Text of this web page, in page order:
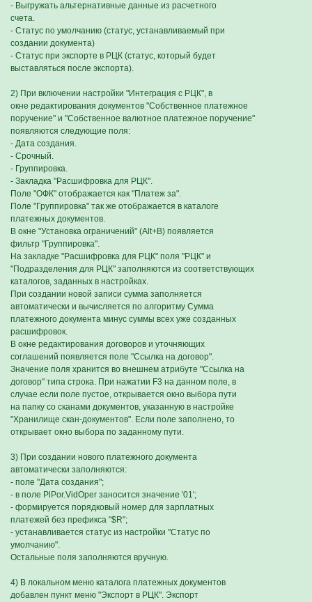
- Выгружать альтернативные данные из расчетного
счета.
- Статус по умолчанию (статус, устанавливаемый при
создании документа)
- Статус при экспорте в РЦК (статус, который будет
выставляться после экспорта).
2) При включении настройки "Интеграция с РЦК", в
окне редактирования документов "Собственное платежное
поручение" и "Собственное валютное платежное поручение"
появляются следующие поля:
- Дата создания.
- Срочный.
- Группировка.
- Закладка "Расшифровка для РЦК".
Поле "ОФК" отображается как "Платеж за".
Поле "Группировка" так же отображается в каталоге
платежных документов.
В окне "Установка ограничений" (Alt+B) появляется
фильтр "Группировка".
На закладке "Расшифровка для РЦК" поля "РЦК" и
"Подразделения для РЦК" заполняются из соответствующих
каталогов, заданных в настройках.
При создании новой записи сумма заполняется
автоматически и вычисляется по алгоритму Сумма
платежного документа минус суммы всех уже созданных
расшифровок.
В окне редактирования договоров и уточняющих
соглашений появляется поле "Ссылка на договор".
Значение поля хранится во внешнем атрибуте "Ссылка на
договор" типа строка. При нажатии F3 на данном поле, в
случае если поле пустое, открывается окно выбора пути
на папку со сканами документов, указанную в настройке
"Хранилище скан-документов". Если поле заполнено, то
открывает окно выбора по заданному пути.
3) При создании нового платежного документа
автоматически заполняются:
- поле "Дата создания";
- в поле PlPor.VidOper заносится значение '01';
- формируется порядковый номер для зарплатных
платежей без префикса "$R";
- устанавливается статус из настройки "Статус по
умолчанию".
Остальные поля заполняются вручную.
4) В локальном меню каталога платежных документов
добавлен пункт меню "Экспорт в РЦК". Экспорт